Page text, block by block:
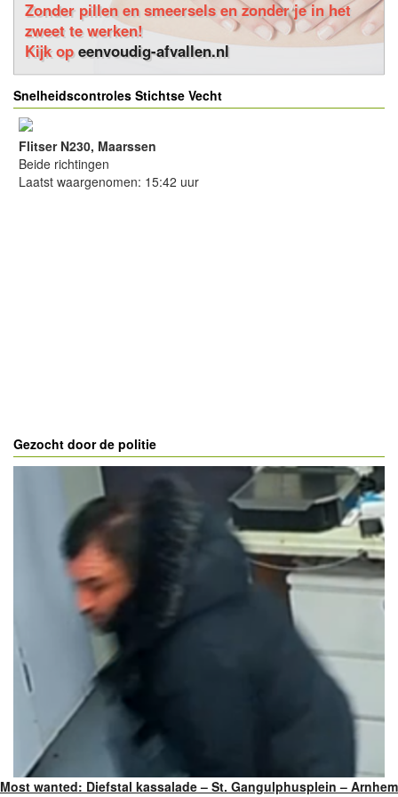
Zonder pillen en smeersels en zonder je in het
zweet te werken!
Kijk opeenvoudig-afvallen.nl
Snelheidscontroles Stichtse Vecht
Flitser N230, Maarssen
Beide richtingen
Laatst waargenomen: 15:42 uur
Gezocht door de politie
Most wanted: Diefstal kassalade – St. Gangulphusplein – Arnhem